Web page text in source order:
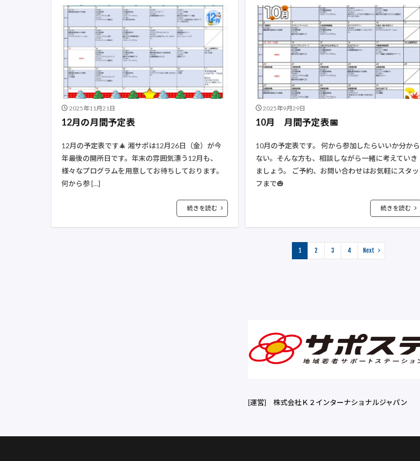
2025年11月21日
12月の月間予定表
12月の予定表です🎄 湘サポは12月26日（金）が今
年最後の開所日です。年末の雰囲気漂う12月も、
様々なプログラムを用意してお待ちしております。
何から参 […]
続きを読む
2025年9月29日
10月 月間予定表📅
10月の予定表です。 何から参加したらいいか分から
ない。そんな方も、相談しながら一緒に考えていき
ましょう。 ご予約、お問い合わせはお気軽にスタッ
フまで🎃
続きを読む
1 2 3 4 Next
[運営] 株式会社Ｋ２インターナショナルジャパン